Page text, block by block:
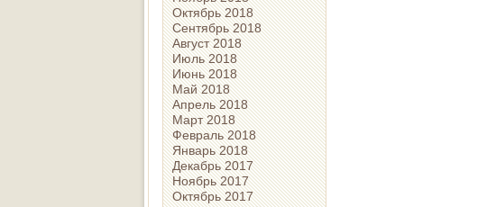
Октябрь 2018
Сентябрь 2018
Август 2018
Июль 2018
Июнь 2018
Май 2018
Апрель 2018
Март 2018
Февраль 2018
Январь 2018
Декабрь 2017
Ноябрь 2017
Октябрь 2017